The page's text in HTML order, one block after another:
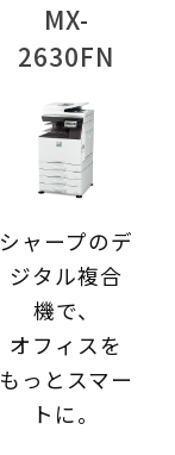
MX-
2630FN
シャープのデ
ジタル複合
機で、
オフィスを
もっとスマー
トに。